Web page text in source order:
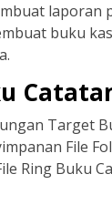
laporan
buku
Target
File
Ring Buku